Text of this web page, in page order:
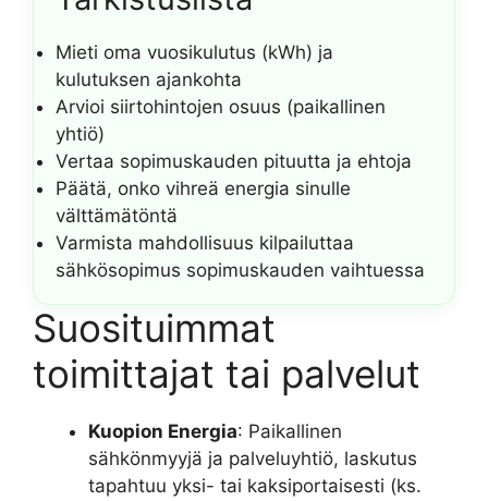
Mieti oma vuosikulutus (kWh) ja
kulutuksen ajankohta
Arvioi siirtohintojen osuus (paikallinen
yhtiö)
Vertaa sopimuskauden pituutta ja ehtoja
Päätä, onko vihreä energia sinulle
välttämätöntä
Varmista mahdollisuus kilpailuttaa
sähkösopimus sopimuskauden vaihtuessa
Suosituimmat
toimittajat tai palvelut
Kuopion Energia: Paikallinen
sähkönmyyjä ja palveluyhtiö, laskutus
tapahtuu yksi- tai kaksiportaisesti (ks.